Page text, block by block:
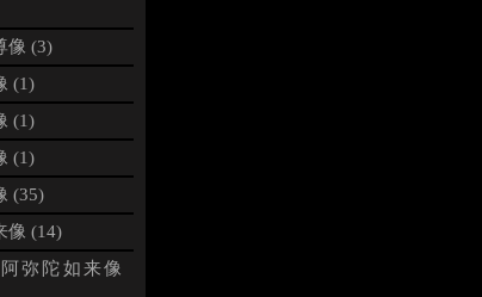
像 (3)
(1)
(1)
(1)
(35)
像 (14)
弥陀如来像